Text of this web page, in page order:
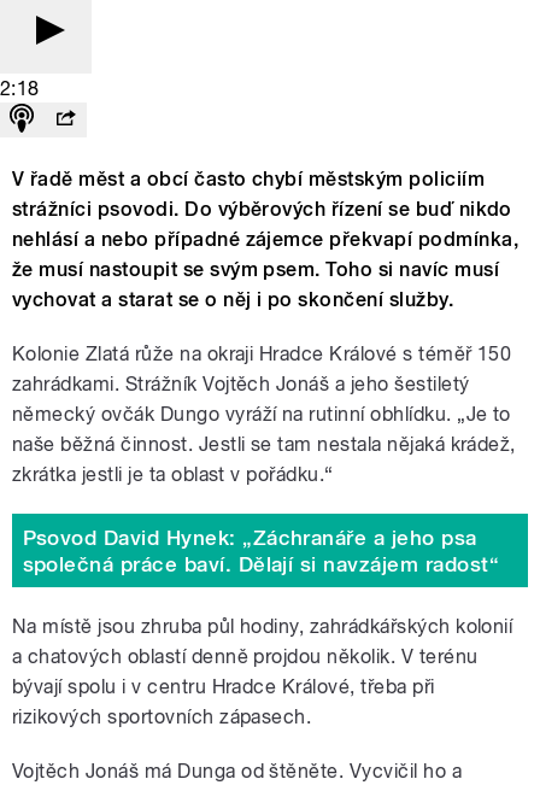
2:18
V řadě měst a obcí často chybí městským policiím
strážníci psovodi. Do výběrových řízení se buď nikdo
nehlásí a nebo případné zájemce překvapí podmínka,
že musí nastoupit se svým psem. Toho si navíc musí
vychovat a starat se o něj i po skončení služby.
Kolonie Zlatá růže na okraji Hradce Králové s téměř 150
zahrádkami. Strážník Vojtěch Jonáš a jeho šestiletý
německý ovčák Dungo vyráží na rutinní obhlídku. „Je to
naše běžná činnost. Jestli se tam nestala nějaká krádež,
zkrátka jestli je ta oblast v pořádku.“
Psovod David Hynek: „Záchranáře a jeho psa
společná práce baví. Dělají si navzájem radost“
Na místě jsou zhruba půl hodiny, zahrádkářských kolonií
a chatových oblastí denně projdou několik. V terénu
bývají spolu i v centru Hradce Králové, třeba při
rizikových sportovních zápasech.
Vojtěch Jonáš má Dunga od štěněte. Vycvičil ho a